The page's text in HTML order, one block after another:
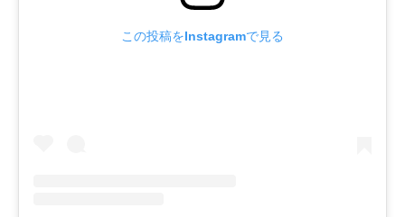
この投稿をInstagramで見る